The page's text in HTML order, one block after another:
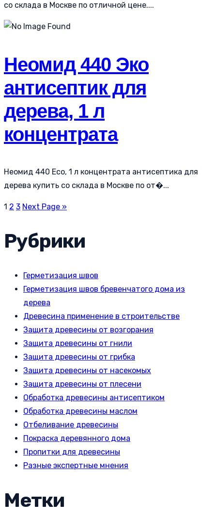
со склада в Москве по отличной цене....
Неомид 440 Эко
антисептик для
дерева, 1 л
концентрата
Неомид 440 Eco, 1 л концентрата антисептика для
дерева купить со склада в Москве по от�...
1 2 3 Next Page »
Рубрики
Герметизация швов
Герметизация швов бревенчатого дома из
дерева
Древесина применение в строительстве
Защита древесины от возгорания
Защита древесины от гнили
Защита древесины от грибка
Защита древесины от насекомых
Защита древесины от плесени
Обработка древесины антисептиком
Обработка древесины маслом
Отбеливание древесины
Покраска деревянного дома
Пропитки для древесины
Разные экспертные мнения
Метки